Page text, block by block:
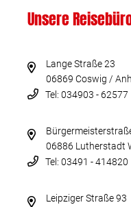
Unsere
Lange Straße 23
06869 Coswig /
Tel: 034903 - 62577
06886 Lutherstadt
Tel: 03491 - 414820
Leipziger Straße 93